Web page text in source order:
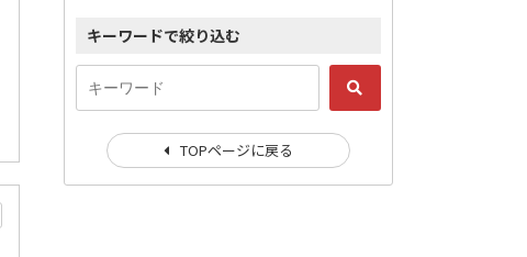
キーワードで絞り込む
TOPページに戻る